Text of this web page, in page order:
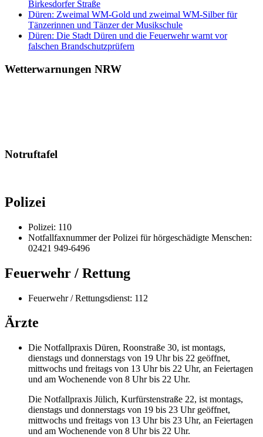
Birkesdorfer Straße
Düren: Zweimal WM-Gold und zweimal WM-Silber für
Tänzerinnen und Tänzer der Musikschule
Düren: Die Stadt Düren und die Feuerwehr warnt vor
falschen Brandschutzprüfern
Wetterwarnungen NRW
Notruftafel
Polizei
Polizei: 110
Notfallfaxnummer der Polizei für hörgeschädigte Menschen:
02421 949-6496
Feuerwehr / Rettung
Feuerwehr / Rettungsdienst: 112
Ärzte
Die Notfallpraxis Düren, Roonstraße 30, ist montags,
dienstags und donnerstags von 19 Uhr bis 22 geöffnet,
mittwochs und freitags von 13 Uhr bis 22 Uhr, an Feiertagen
und am Wochenende von 8 Uhr bis 22 Uhr.
Die Notfallpraxis Jülich, Kurfürstenstraße 22, ist montags,
dienstags und donnerstags von 19 bis 23 Uhr geöffnet,
mittwochs und freitags von 13 Uhr bis 23 Uhr, an Feiertagen
und am Wochenende von 8 Uhr bis 22 Uhr.